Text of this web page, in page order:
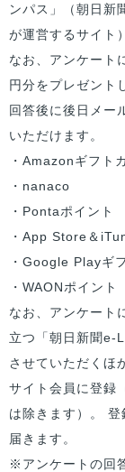
ンパス」（朝日新
が運営するサイト
なお、アンケート
円分をプレゼント
回答後に後日メー
いただけます。
・Amazonギフト
・nanaco
・Pontaポイント
・App Store＆
・Google Playギ
・WAONポイント
なお、アンケート
立つ「朝日新聞e-
させていただくほ
サイト会員に登録
は除きます）。
届きます。
※アンケートの回